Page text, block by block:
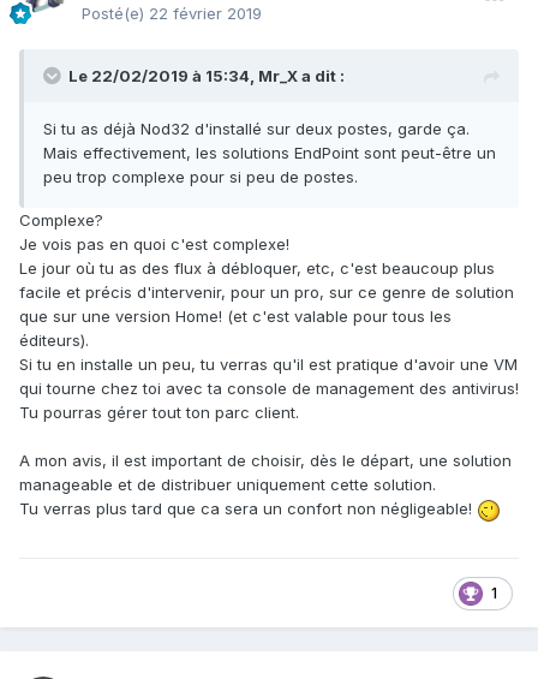
Posté(e) 22 février 2019
Le 22/02/2019 à 15:34, Mr_Xa dit :
Si tu as déjà Nod32 d'installé sur deux postes, garde ça.
Mais effectivement, les solutions EndPoint sont peut-être un
peu trop complexe pour si peu de postes.
Complexe?
Je vois pas en quoi c'est complexe!
Le jour où tu as des flux à débloquer, etc, c'est beaucoup plus
facile et précis d'intervenir, pour un pro, sur ce genre de solution
que sur une version Home! (et c'est valable pour tous les
éditeurs).
Si tu en installe un peu, tu verras qu'il est pratique d'avoir une VM
qui tourne chez toi avec ta console de management des antivirus!
Tu pourras gérer tout ton parc client.
A mon avis, il est important de choisir, dès le départ, une solution
manageable et de distribuer uniquement cette solution.
Tu verras plus tard que ca sera un confort non négligeable!
1